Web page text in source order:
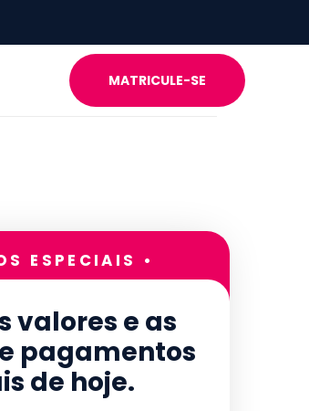
MATRICULE-SE
ESPECIAIS •
valores e as
pagamentos
de hoje.